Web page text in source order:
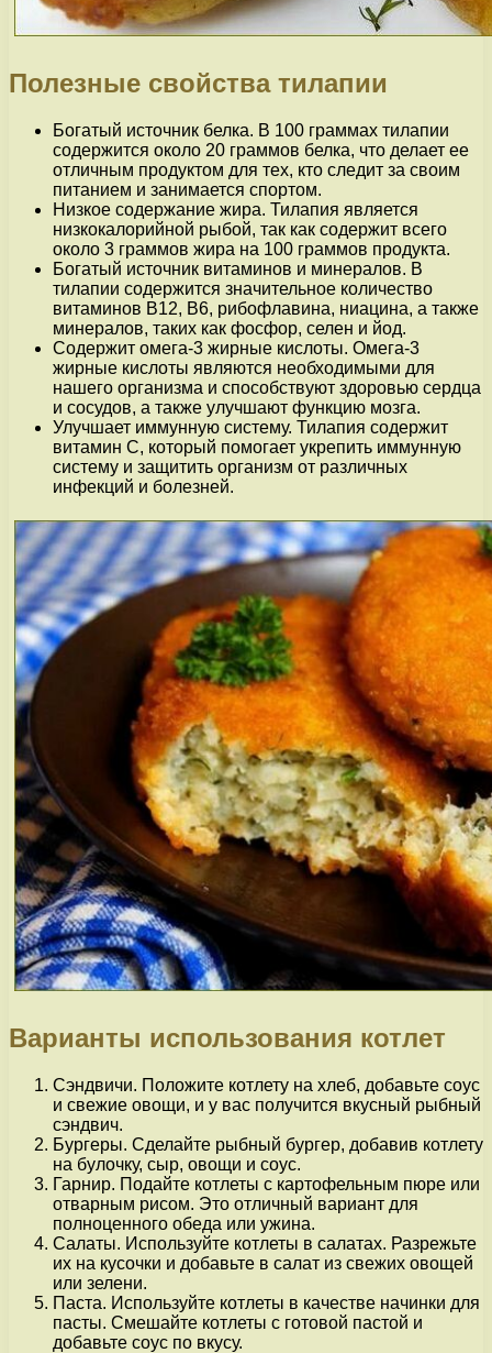
Полезные свойства тилапии
Богатый источник белка. В 100 граммах тилапии
содержится около 20 граммов белка, что делает ее
отличным продуктом для тех, кто следит за своим
питанием и занимается спортом.
Низкое содержание жира. Тилапия является
низкокалорийной рыбой, так как содержит всего
около 3 граммов жира на 100 граммов продукта.
Богатый источник витаминов и минералов. В
тилапии содержится значительное количество
витаминов В12, В6, рибофлавина, ниацина, а также
минералов, таких как фосфор, селен и йод.
Содержит омега-3 жирные кислоты. Омега-3
жирные кислоты являются необходимыми для
нашего организма и способствуют здоровью сердца
и сосудов, а также улучшают функцию мозга.
Улучшает иммунную систему. Тилапия содержит
витамин С, который помогает укрепить иммунную
систему и защитить организм от различных
инфекций и болезней.
Варианты использования котлет
Сэндвичи. Положите котлету на хлеб, добавьте соус
и свежие овощи, и у вас получится вкусный рыбный
сэндвич.
Бургеры. Сделайте рыбный бургер, добавив котлету
на булочку, сыр, овощи и соус.
Гарнир. Подайте котлеты с картофельным пюре или
отварным рисом. Это отличный вариант для
полноценного обеда или ужина.
Салаты. Используйте котлеты в салатах. Разрежьте
их на кусочки и добавьте в салат из свежих овощей
или зелени.
Паста. Используйте котлеты в качестве начинки для
пасты. Смешайте котлеты с готовой пастой и
добавьте соус по вкусу.